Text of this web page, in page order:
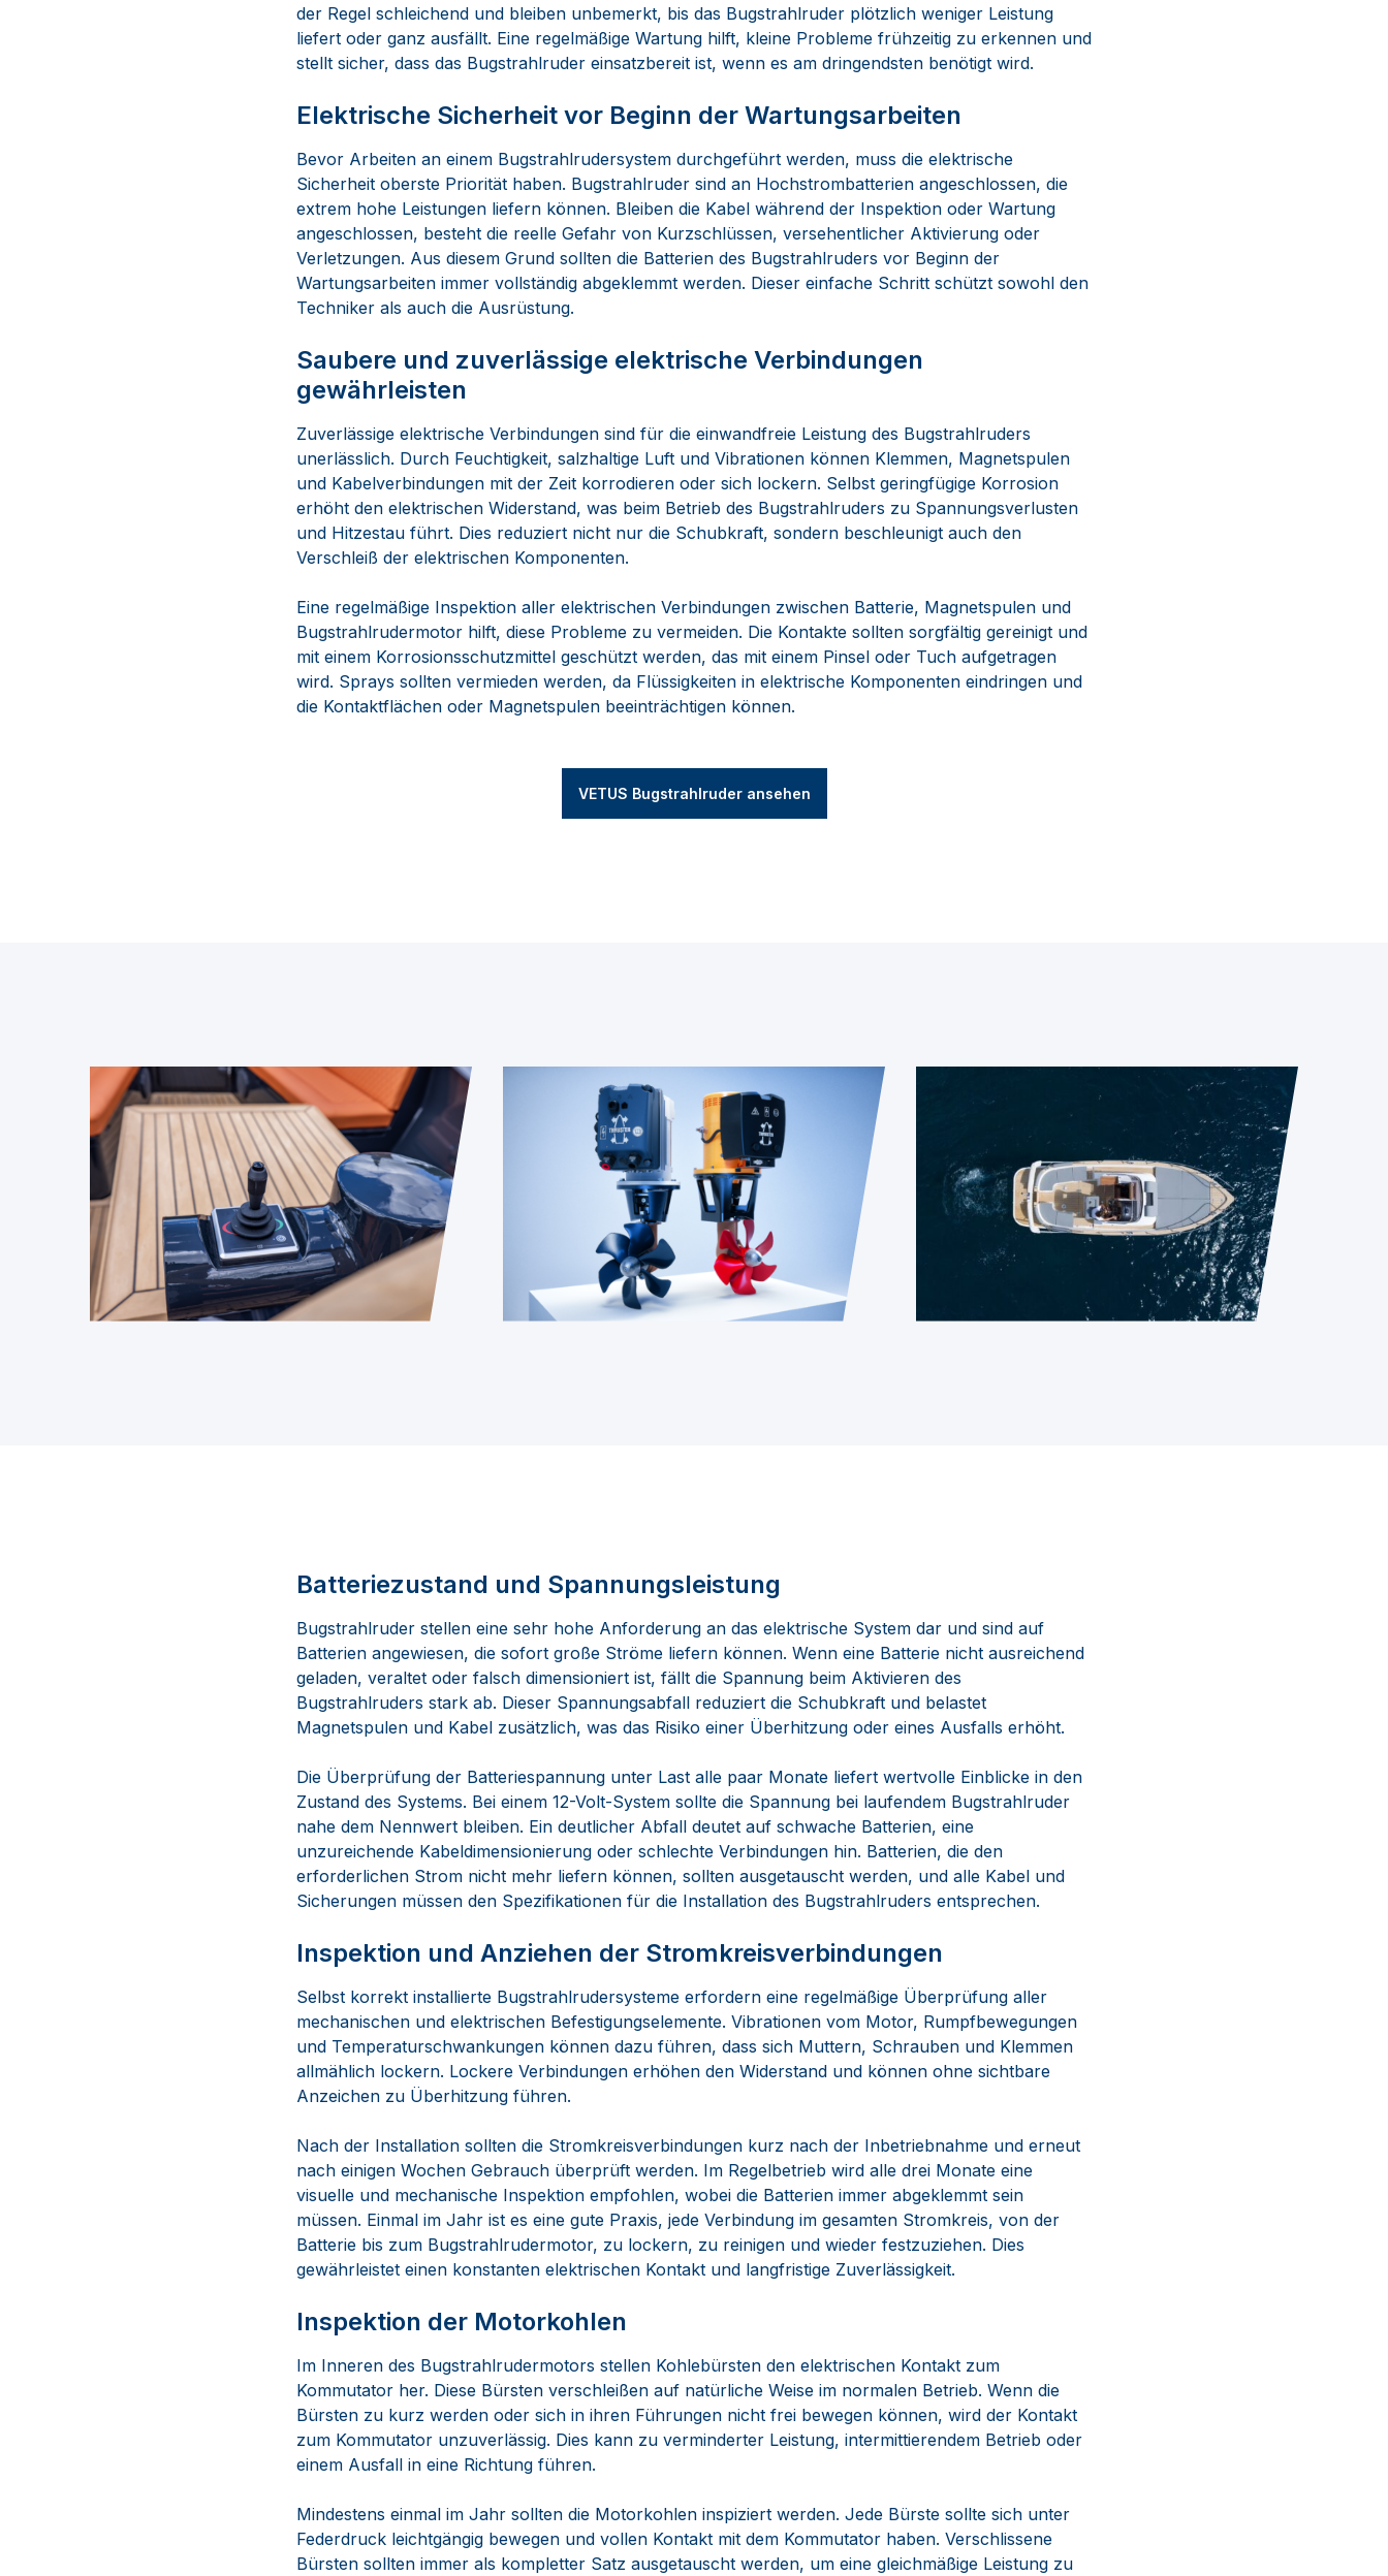
der Regel schleichend und bleiben unbemerkt, bis das Bugstrahlruder plötzlich weniger Leistung
liefert oder ganz ausfällt. Eine regelmäßige Wartung hilft, kleine Probleme frühzeitig zu erkennen und
stellt sicher, dass das Bugstrahlruder einsatzbereit ist, wenn es am dringendsten benötigt wird.
Elektrische Sicherheit vor Beginn der Wartungsarbeiten
Bevor Arbeiten an einem Bugstrahlrudersystem durchgeführt werden, muss die elektrische
Sicherheit oberste Priorität haben. Bugstrahlruder sind an Hochstrombatterien angeschlossen, die
extrem hohe Leistungen liefern können. Bleiben die Kabel während der Inspektion oder Wartung
angeschlossen, besteht die reelle Gefahr von Kurzschlüssen, versehentlicher Aktivierung oder
Verletzungen. Aus diesem Grund sollten die Batterien des Bugstrahlruders vor Beginn der
Wartungsarbeiten immer vollständig abgeklemmt werden. Dieser einfache Schritt schützt sowohl den
Techniker als auch die Ausrüstung.
Saubere und zuverlässige elektrische Verbindungen
gewährleisten
Zuverlässige elektrische Verbindungen sind für die einwandfreie Leistung des Bugstrahlruders
unerlässlich. Durch Feuchtigkeit, salzhaltige Luft und Vibrationen können Klemmen, Magnetspulen
und Kabelverbindungen mit der Zeit korrodieren oder sich lockern. Selbst geringfügige Korrosion
erhöht den elektrischen Widerstand, was beim Betrieb des Bugstrahlruders zu Spannungsverlusten
und Hitzestau führt. Dies reduziert nicht nur die Schubkraft, sondern beschleunigt auch den
Verschleiß der elektrischen Komponenten.
Eine regelmäßige Inspektion aller elektrischen Verbindungen zwischen Batterie, Magnetspulen und
Bugstrahlrudermotor hilft, diese Probleme zu vermeiden. Die Kontakte sollten sorgfältig gereinigt und
mit einem Korrosionsschutzmittel geschützt werden, das mit einem Pinsel oder Tuch aufgetragen
wird. Sprays sollten vermieden werden, da Flüssigkeiten in elektrische Komponenten eindringen und
die Kontaktflächen oder Magnetspulen beeinträchtigen können.
VETUS Bugstrahlruder ansehen
Batteriezustand und Spannungsleistung
Bugstrahlruder stellen eine sehr hohe Anforderung an das elektrische System dar und sind auf
Batterien angewiesen, die sofort große Ströme liefern können. Wenn eine Batterie nicht ausreichend
geladen, veraltet oder falsch dimensioniert ist, fällt die Spannung beim Aktivieren des
Bugstrahlruders stark ab. Dieser Spannungsabfall reduziert die Schubkraft und belastet
Magnetspulen und Kabel zusätzlich, was das Risiko einer Überhitzung oder eines Ausfalls erhöht.
Die Überprüfung der Batteriespannung unter Last alle paar Monate liefert wertvolle Einblicke in den
Zustand des Systems. Bei einem 12-Volt-System sollte die Spannung bei laufendem Bugstrahlruder
nahe dem Nennwert bleiben. Ein deutlicher Abfall deutet auf schwache Batterien, eine
unzureichende Kabeldimensionierung oder schlechte Verbindungen hin. Batterien, die den
erforderlichen Strom nicht mehr liefern können, sollten ausgetauscht werden, und alle Kabel und
Sicherungen müssen den Spezifikationen für die Installation des Bugstrahlruders entsprechen.
Inspektion und Anziehen der Stromkreisverbindungen
Selbst korrekt installierte Bugstrahlrudersysteme erfordern eine regelmäßige Überprüfung aller
mechanischen und elektrischen Befestigungselemente. Vibrationen vom Motor, Rumpfbewegungen
und Temperaturschwankungen können dazu führen, dass sich Muttern, Schrauben und Klemmen
allmählich lockern. Lockere Verbindungen erhöhen den Widerstand und können ohne sichtbare
Anzeichen zu Überhitzung führen.
Nach der Installation sollten die Stromkreisverbindungen kurz nach der Inbetriebnahme und erneut
nach einigen Wochen Gebrauch überprüft werden. Im Regelbetrieb wird alle drei Monate eine
visuelle und mechanische Inspektion empfohlen, wobei die Batterien immer abgeklemmt sein
müssen. Einmal im Jahr ist es eine gute Praxis, jede Verbindung im gesamten Stromkreis, von der
Batterie bis zum Bugstrahlrudermotor, zu lockern, zu reinigen und wieder festzuziehen. Dies
gewährleistet einen konstanten elektrischen Kontakt und langfristige Zuverlässigkeit.
Inspektion der Motorkohlen
Im Inneren des Bugstrahlrudermotors stellen Kohlebürsten den elektrischen Kontakt zum
Kommutator her. Diese Bürsten verschleißen auf natürliche Weise im normalen Betrieb. Wenn die
Bürsten zu kurz werden oder sich in ihren Führungen nicht frei bewegen können, wird der Kontakt
zum Kommutator unzuverlässig. Dies kann zu verminderter Leistung, intermittierendem Betrieb oder
einem Ausfall in eine Richtung führen.
Mindestens einmal im Jahr sollten die Motorkohlen inspiziert werden. Jede Bürste sollte sich unter
Federdruck leichtgängig bewegen und vollen Kontakt mit dem Kommutator haben. Verschlissene
Bürsten sollten immer als kompletter Satz ausgetauscht werden, um eine gleichmäßige Leistung zu